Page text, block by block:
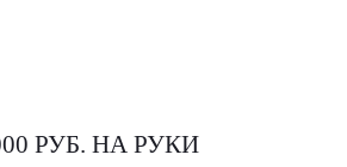
РУБ. НА РУКИ